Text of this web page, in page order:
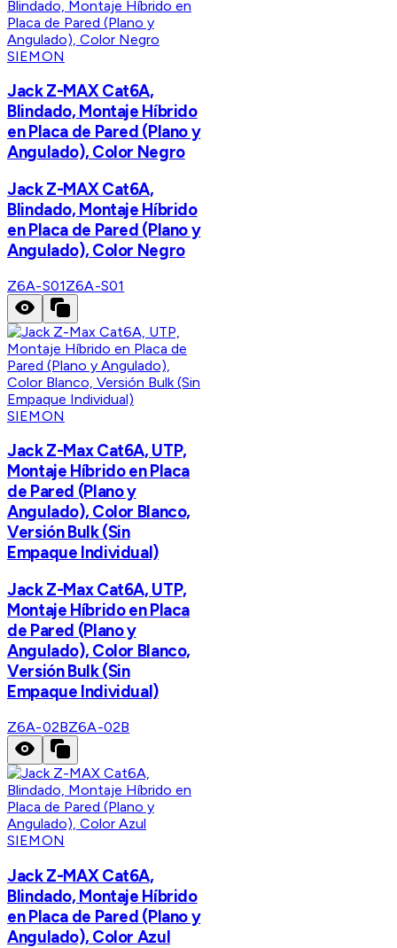
SIEMON
Jack Z-MAX Cat6A,
Blindado, Montaje Híbrido
en Placa de Pared (Plano y
Angulado), Color Negro
Jack Z-MAX Cat6A,
Blindado, Montaje Híbrido
en Placa de Pared (Plano y
Angulado), Color Negro
Z6A-S01Z6A-S01
SIEMON
Jack Z-Max Cat6A, UTP,
Montaje Híbrido en Placa
de Pared (Plano y
Angulado), Color Blanco,
Versión Bulk (Sin
Empaque Individual)
Jack Z-Max Cat6A, UTP,
Montaje Híbrido en Placa
de Pared (Plano y
Angulado), Color Blanco,
Versión Bulk (Sin
Empaque Individual)
Z6A-02BZ6A-02B
SIEMON
Jack Z-MAX Cat6A,
Blindado, Montaje Híbrido
en Placa de Pared (Plano y
Angulado), Color Azul